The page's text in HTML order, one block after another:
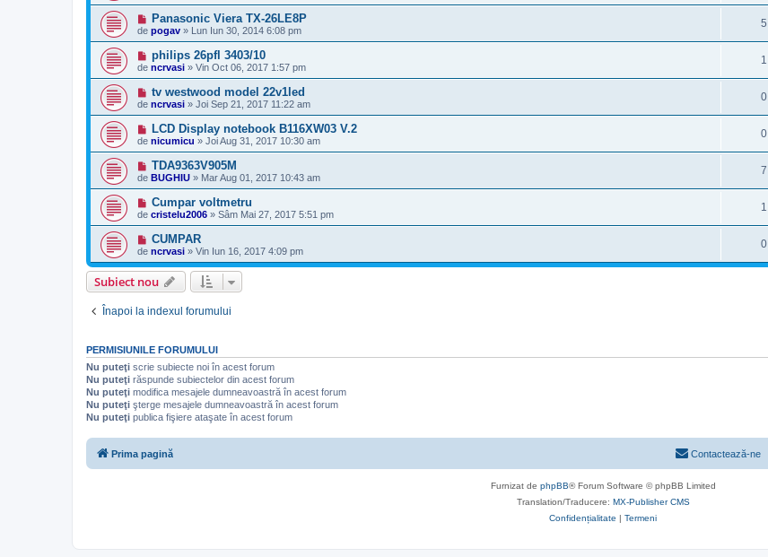
Panasonic Viera TX-26LE8P
de pogav » Lun Iun 30, 2014 6:08 pm
5
philips 26pfl 3403/10
de ncrvasi » Vin Oct 06, 2017 1:57 pm
1
tv westwood model 22v1led
de ncrvasi » Joi Sep 21, 2017 11:22 am
0
LCD Display notebook B116XW03 V.2
de nicumicu » Joi Aug 31, 2017 10:30 am
0
TDA9363V905M
de BUGHIU » Mar Aug 01, 2017 10:43 am
7
Cumpar voltmetru
de cristelu2006 » Sâm Mai 27, 2017 5:51 pm
1
CUMPAR
de ncrvasi » Vin Iun 16, 2017 4:09 pm
0
Subiect nou
Înapoi la indexul forumului
PERMISIUNILE FORUMULUI
Nu puteţi scrie subiecte noi în acest forum
Nu puteţi răspunde subiectelor din acest forum
Nu puteţi modifica mesajele dumneavoastră în acest forum
Nu puteţi şterge mesajele dumneavoastră în acest forum
Nu puteţi publica fişiere ataşate în acest forum
Prima pagină Contactează-ne
Furnizat de phpBB® Forum Software © phpBB Limited
Translation/Traducere: MX-Publisher CMS
Confidențialitate | Termeni